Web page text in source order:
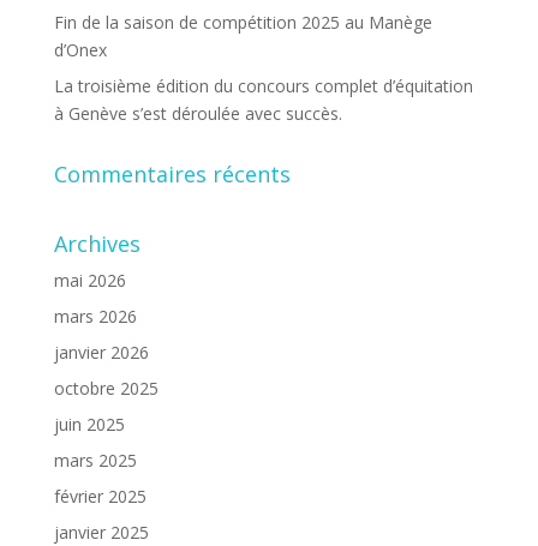
Fin de la saison de compétition 2025 au Manège
d’Onex
La troisième édition du concours complet d’équitation
à Genève s’est déroulée avec succès.
Commentaires récents
Archives
mai 2026
mars 2026
janvier 2026
octobre 2025
juin 2025
mars 2025
février 2025
janvier 2025